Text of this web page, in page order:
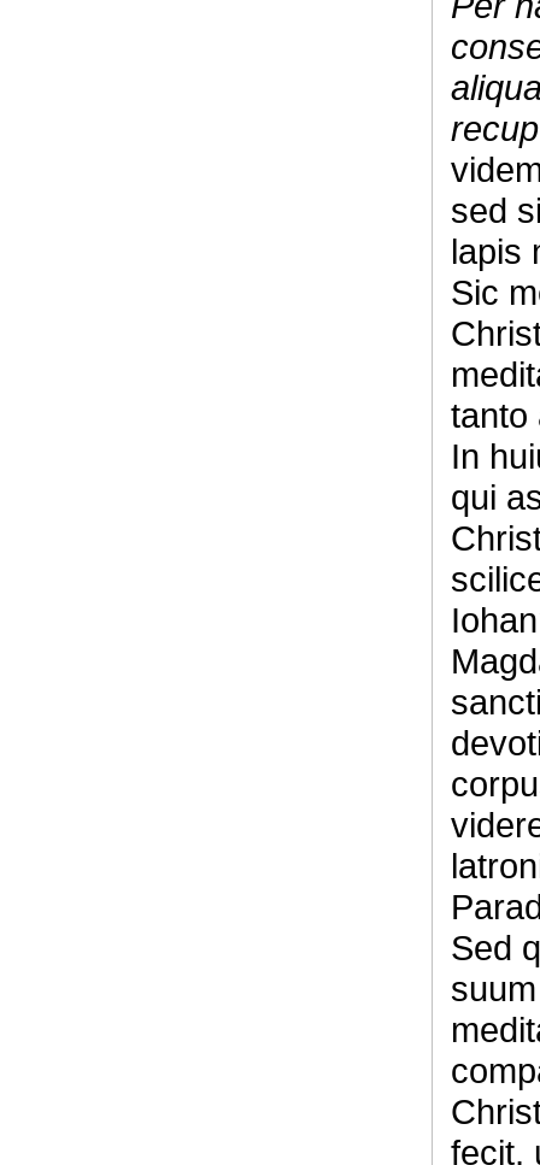
sed
lapis
Sic
tanto
In
qui
Sed
fecit,